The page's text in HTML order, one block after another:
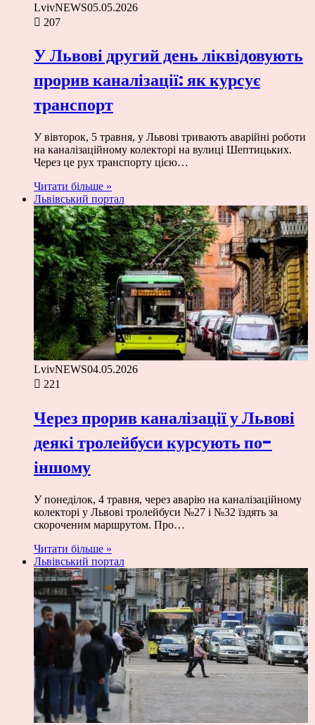
LvivNEWS05.05.2026
207
У Львові другий день ліквідовують
прорив каналізації: як курсує
транспорт
У вівторок, 5 травня, у Львові тривають аварійні роботи
на каналізаційному колекторі на вулиці Шептицьких.
Через це рух транспорту цією…
Читати більше »
Львівський портал
LvivNEWS04.05.2026
221
Через прорив каналізації у Львові
деякі тролейбуси курсують по-
іншому
У понеділок, 4 травня, через аварію на каналізаційному
колекторі у Львові тролейбуси №27 і №32 їздять за
скороченим маршрутом. Про…
Читати більше »
Львівський портал